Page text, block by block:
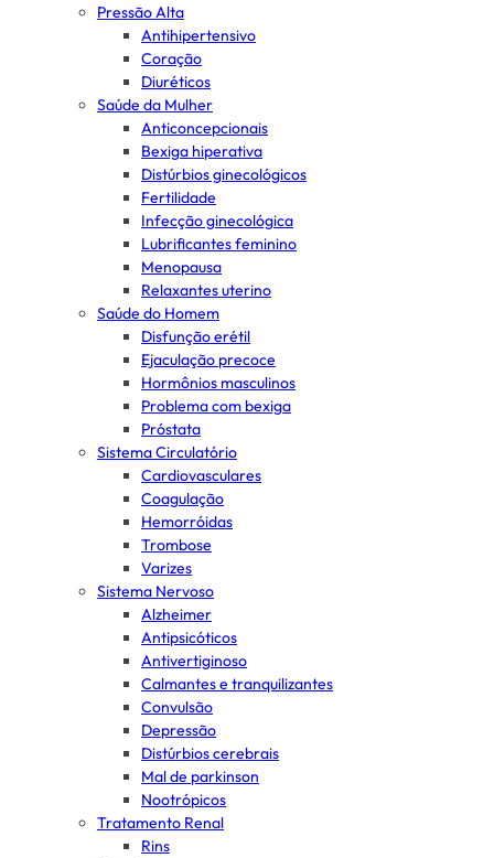
Pressão Alta
Antihipertensivo
Coração
Diuréticos
Saúde da Mulher
Anticoncepcionais
Bexiga hiperativa
Distúrbios ginecológicos
Fertilidade
Infecção ginecológica
Lubrificantes feminino
Menopausa
Relaxantes uterino
Saúde do Homem
Disfunção erétil
Ejaculação precoce
Hormônios masculinos
Problema com bexiga
Próstata
Sistema Circulatório
Cardiovasculares
Coagulação
Hemorróidas
Trombose
Varizes
Sistema Nervoso
Alzheimer
Antipsicóticos
Antivertiginoso
Calmantes e tranquilizantes
Convulsão
Depressão
Distúrbios cerebrais
Mal de parkinson
Nootrópicos
Tratamento Renal
Rins